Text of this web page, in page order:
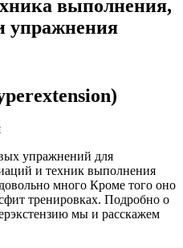
выполнения,
упражнения
упражнений для
и техник выполнения
много Кроме того оно
тренировках. Подробно о
мы и расскажем